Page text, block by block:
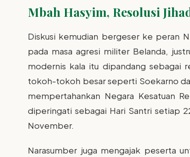
Mbah Hasyim, Resolusi
Diskusi kemudian bergeser ke peran
pada masa agresi militer Belanda,
modernis kala itu dipandang sebagai
tokoh-tokoh besar seperti Soekarno
mempertahankan Negara Kesatuan
diperingati sebagai Hari Santri setiap
November.
Narasumber juga mengajak peserta